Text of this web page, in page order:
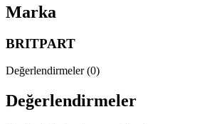
Marka
BRITPART
Değerlendirmeler (0)
Değerlendirmeler